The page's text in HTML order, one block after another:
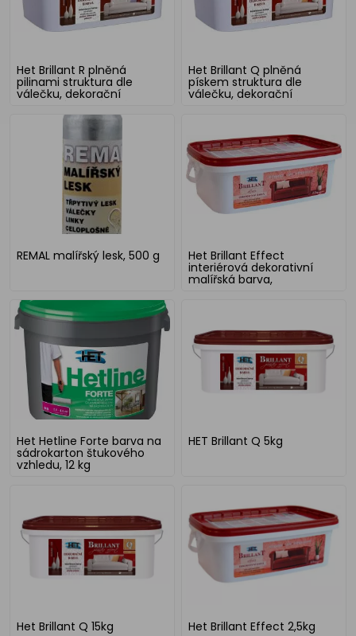
Het Brillant R plněná
pilinami struktura dle
válečku, dekorační
Het Brillant Q plněná
pískem struktura dle
válečku, dekorační
REMAL malířský lesk, 500 g Het Brillant Effect
interiérová dekorativní
malířská barva,
Het Hetline Forte barva na
sádrokarton štukového
vzhledu, 12 kg
HET Brillant Q 5kg
Het Brillant Q 15kg Het Brillant Effect 2,5kg